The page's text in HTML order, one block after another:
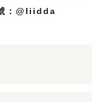
：@liidda